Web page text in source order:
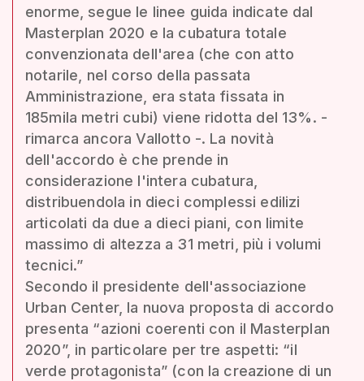
enorme, segue le linee guida indicate dal
Masterplan 2020 e la cubatura totale
convenzionata dell'area (che con atto
notarile, nel corso della passata
Amministrazione, era stata fissata in
185mila metri cubi) viene ridotta del 13%. -
rimarca ancora Vallotto -. La novità
dell'accordo è che prende in
considerazione l'intera cubatura,
distribuendola in dieci complessi edilizi
articolati da due a dieci piani, con limite
massimo di altezza a 31 metri, più i volumi
tecnici.”
Secondo il presidente dell'associazione
Urban Center, la nuova proposta di accordo
presenta “azioni coerenti con il Masterplan
2020”, in particolare per tre aspetti: “il
verde protagonista” (con la creazione di un